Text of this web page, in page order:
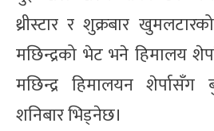
थ्रीस्टार र शुक्रबार
मछिन्द्रको भेट भने हिमालय
मछिन्द्र हिमालयन
शनिबार भिड्नेछ।